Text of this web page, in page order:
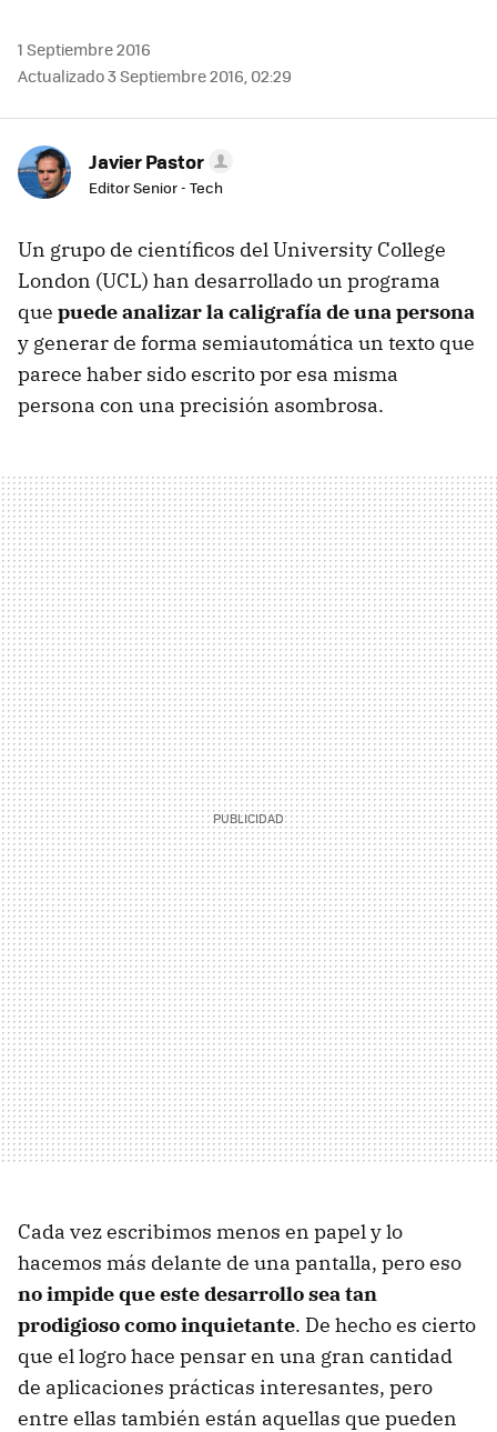
1 Septiembre 2016
Actualizado 3 Septiembre 2016, 02:29
Javier Pastor
Editor Senior - Tech
Un grupo de científicos del University College
London (UCL) han desarrollado un programa
que puede analizar la caligrafía de una persona
y generar de forma semiautomática un texto que
parece haber sido escrito por esa misma
persona con una precisión asombrosa.
Cada vez escribimos menos en papel y lo
hacemos más delante de una pantalla, pero eso
no impide que este desarrollo sea tan
prodigioso como inquietante. De hecho es cierto
que el logro hace pensar en una gran cantidad
de aplicaciones prácticas interesantes, pero
entre ellas también están aquellas que pueden